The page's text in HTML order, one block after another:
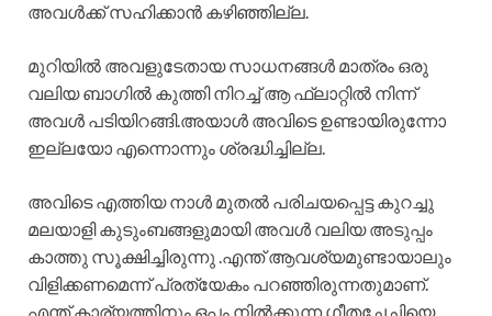
അവൾക്ക് സഹിക്കാൻ കഴിഞ്ഞില്ല.
മുറിയിൽ അവളുടേതായ സാധനങ്ങൾ മാത്രം ഒരു
വലിയ ബാഗിൽ കുത്തി നിറച്ച് ആ ഫ്ലാറ്റിൽ നിന്ന്
അവൾ പടിയിറങ്ങി.അയാൾ അവിടെ ഉണ്ടായിരുന്നോ
ഇല്ലയോ എന്നൊന്നും ശ്രദ്ധിച്ചില്ല.
അവിടെ എത്തിയ നാൾ മുതൽ പരിചയപ്പെട്ട കുറച്ചു
മലയാളി കുടുംബങ്ങളുമായി അവൾ വലിയ അടുപ്പം
കാത്തു സൂക്ഷിച്ചിരുന്നു .എന്ത് ആവശ്യമുണ്ടായാലും
വിളിക്കണമെന്ന് പ്രത്യേകം പറഞ്ഞിരുന്നതുമാണ്.
എന്ത് കാര്യത്തിനും ഒപ്പം നിൽക്കുന്ന ഗീതചേച്ചിയെ